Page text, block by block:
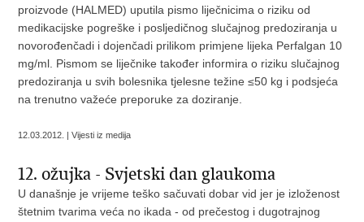
proizvode (HALMED) uputila pismo liječnicima o riziku od
medikacijske pogreške i posljedičnog slučajnog predoziranja u
novorođenčadi i dojenčadi prilikom primjene lijeka Perfalgan 10
mg/ml. Pismom se liječnike također informira o riziku slučajnog
predoziranja u svih bolesnika tjelesne težine ≤50 kg i podsjeća
na trenutno važeće preporuke za doziranje.
12.03.2012. | Vijesti iz medija
12. ožujka - Svjetski dan glaukoma
U današnje je vrijeme teško sačuvati dobar vid jer je izloženost
štetnim tvarima veća no ikada - od prečestog i dugotrajnog